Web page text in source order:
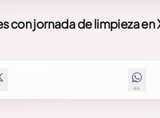
con jornada de limpieza en
WA